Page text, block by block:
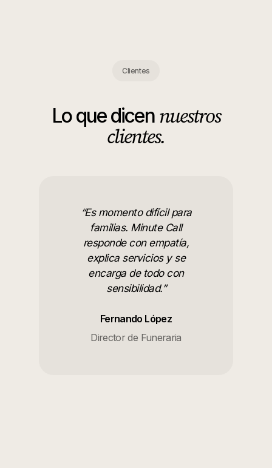
Clientes
Lo que dicen nuestros
clientes.
“Es momento difícil para
familias. Minute Call
responde con empatía,
explica servicios y se
encarga de todo con
sensibilidad.”
Fernando López
Director de Funeraria